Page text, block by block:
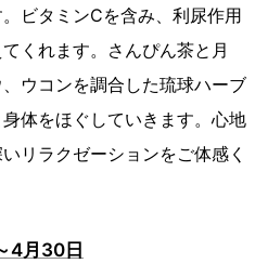
ビタミンCを含み、利尿作用
くれます。さんぴん茶と月
ウコンを調合した琉球ハーブ
体をほぐしていきます。心地
リラクゼーションをご体感く
4月30日